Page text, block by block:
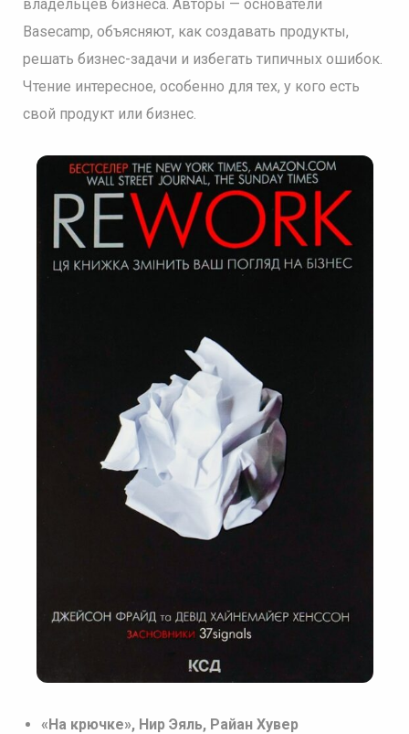
владельцев бизнеса. Авторы — основатели
Basecamp, объясняют, как создавать продукты,
решать бизнес-задачи и избегать типичных ошибок.
Чтение интересное, особенно для тех, у кого есть
свой продукт или бизнес.
«На крючке», Нир Эяль, Райан Хувер